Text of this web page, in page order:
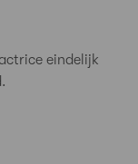
eindelijk